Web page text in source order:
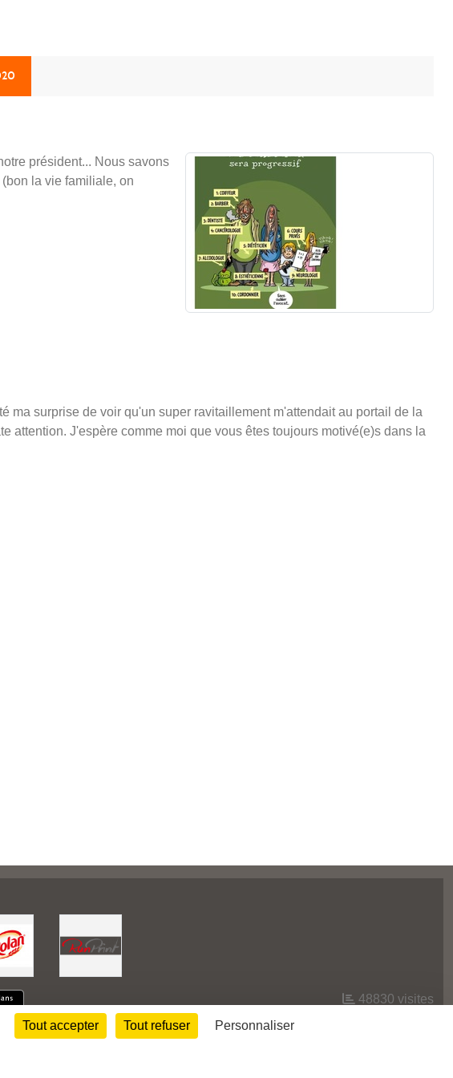
président... Nous savons
la vie familiale, on
ma surprise de voir qu'un super ravitaillement m'attendait au portail de la
attention. J'espère comme moi que vous êtes toujours motivé(e)s dans la
48830 visites
Tout accepter Tout refuser Personnaliser